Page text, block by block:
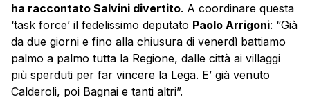
ha raccontato Salvini divertito. A coordinare questa
‘task force’ il fedelissimo deputato Paolo Arrigoni: “Già
da due giorni e fino alla chiusura di venerdì battiamo
palmo a palmo tutta la Regione, dalle città ai villaggi
più sperduti per far vincere la Lega. E’ già venuto
Calderoli, poi Bagnai e tanti altri”.